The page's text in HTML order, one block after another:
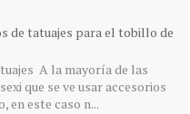
de tatuajes para el tobillo de
A la mayoría de las
que se ve usar accesorios
este caso n...